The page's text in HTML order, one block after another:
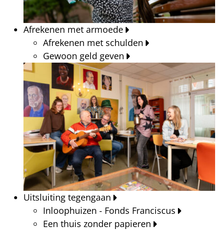
Afrekenen met armoede
Afrekenen met schulden
Gewoon geld geven
Uitsluiting tegengaan
Inloophuizen - Fonds Franciscus
Een thuis zonder papieren